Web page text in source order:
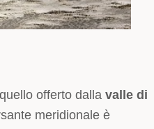
offerto dalla valle di
meridionale è